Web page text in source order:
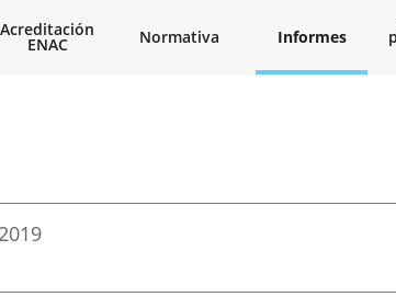
Acreditación
ENAC Normativa Informes